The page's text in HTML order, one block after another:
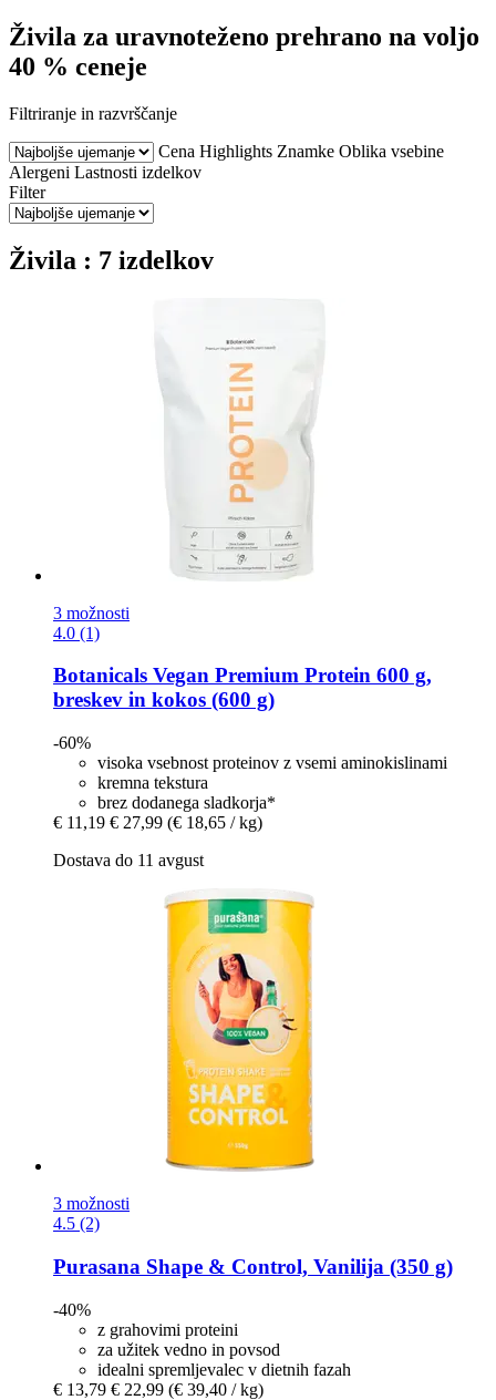
Živila za uravnoteženo prehrano na voljo
40 % ceneje
Filtriranje in razvrščanje
Cena Highlights Znamke Oblika vsebine
Alergeni Lastnosti izdelkov
Filter
Živila : 7 izdelkov
3 možnosti
4.0 (1)
Botanicals Vegan Premium Protein 600 g,
breskev in kokos (600 g)
-60%
visoka vsebnost proteinov z vsemi aminokislinami
kremna tekstura
brez dodanega sladkorja*
€ 11,19 € 27,99 (€ 18,65 / kg)
Dostava do 11 avgust
3 možnosti
4.5 (2)
Purasana Shape & Control, Vanilija (350 g)
-40%
z grahovimi proteini
za užitek vedno in povsod
idealni spremljevalec v dietnih fazah
€ 13,79 € 22,99 (€ 39,40 / kg)